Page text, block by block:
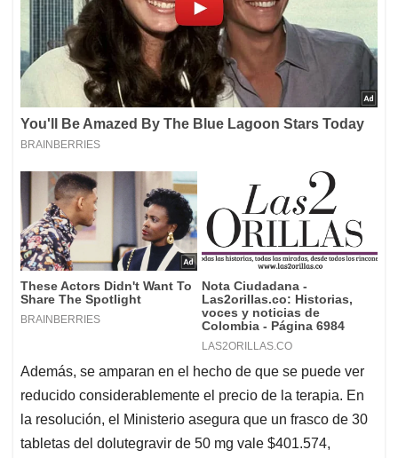
Además, se amparan en el hecho de que se puede ver
reducido considerablemente el precio de la terapia. En
la resolución, el Ministerio asegura que un frasco de 30
tabletas del dolutegravir de 50 mg vale $401.574,